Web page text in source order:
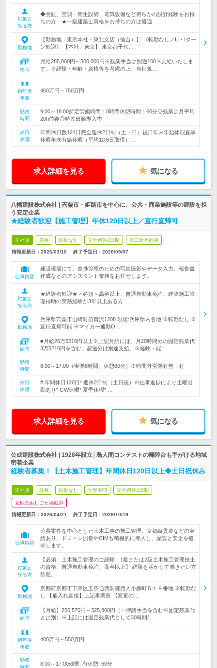
対象と
なる方
◆意匠、空調・衛生設備、電気設備など何らかの設計経験をお持
ちの方 ★一級建築士資格をお持ちの方は優遇
勤務地
【勤務地：東京本社・東北支店（仙台）】 《転勤なし／U・Iター
ン歓迎》 【本社／東京】 東京都千代…
給与
月給285,000円～500,000円※残業手当は別途100％支給いたしま
す。※経験・年齢・資格等を考慮の上、当社規…
初年度
年収
450万円～750万円
勤務
時間
9:00～18:00所定労働時間：8時間休憩時間：60分◎残業は月平均
20h前後◎時差出勤導入中
休日
休暇
年間休日数124日完全週休2日制（土・日）祝日年末年始休暇夏季
休暇年次有給休暇（平均10.6日取得）…
求人詳細を見る 気になる
八幡建設株式会社 | 宍粟市・姫路市を中心に、公共・商業施設等の建設を担
う安定企業
★経験者歓迎【施工管理】年休120日以上／直行直帰可
正社員 急募 転勤なし 完全週休2日制 第二新卒歓迎
情報更新日：2026/03/10 終了予定日： 2026/09/07
仕事内容
建設現場にて、進捗管理のための写真撮影やデータ入力、報告書
作成などのアシスタント業務をお任せします。
対象と
なる方
★経験者歓迎★＜必須＞高卒以上、普通自動車免許、建築施工管
理補助の実務経験が3年以上ある方
勤務地
兵庫県宍粟市山崎町須賀沢1208 現場:兵庫県内各地 ※転勤なし ※
直行直帰可能 ※マイカー通勤O…
給与
■月給26万5210円以上※上記月給には、月20時間分の固定残業代
3万5210円を含む。超過分は別途支給。※経験・能…
勤務
時間
8:00～17:00（実働8時間、休憩60分）※時間外労働有無：有
休日
休暇
# 年間休日120日* 週休2日制（土日祝）※仕事進捗により土曜出
勤あり* GW休暇* 夏季休暇* …
求人詳細を見る 気になる
公成建設株式会社 | 1928年設立│鳥人間コンテストの離陸台も手がける地域
密着企業
経験者募集！【土木施工管理】年間休日120日以上◆土日祝休み
正社員 急募 転勤なし 学歴不問 完全週休2日制
女性のおしごと掲載中
情報更新日：2026/04/21 終了予定日： 2026/10/19
仕事内容
公共案件を中心とした土木工事の施工管理。京都縦貫道などの実
績あり。ドローン測量やCIMも積極的に導入し、品質と安全を追
求します。
対象と
なる方
【必須：土木施工管理のご経験、1級または2級土木施工管理技士
の資格、普通自動車免許、高卒以上】 経験を活かして働きたい方
歓迎。
勤務地
京都府京都市下京区五条通西洞院西入小柳町５１８番地 ※転勤な
し 【雇入れ直後】上記事業所 【変更の…
給与
【月給】256,570円～325,800円（一律諸手当を含む※固定残業代
とは別）※上記には固定残業代として30時間/…
初年度
年収
400万円～550万円
勤務
時間
8:00～17:00残業: 有休憩: 60分